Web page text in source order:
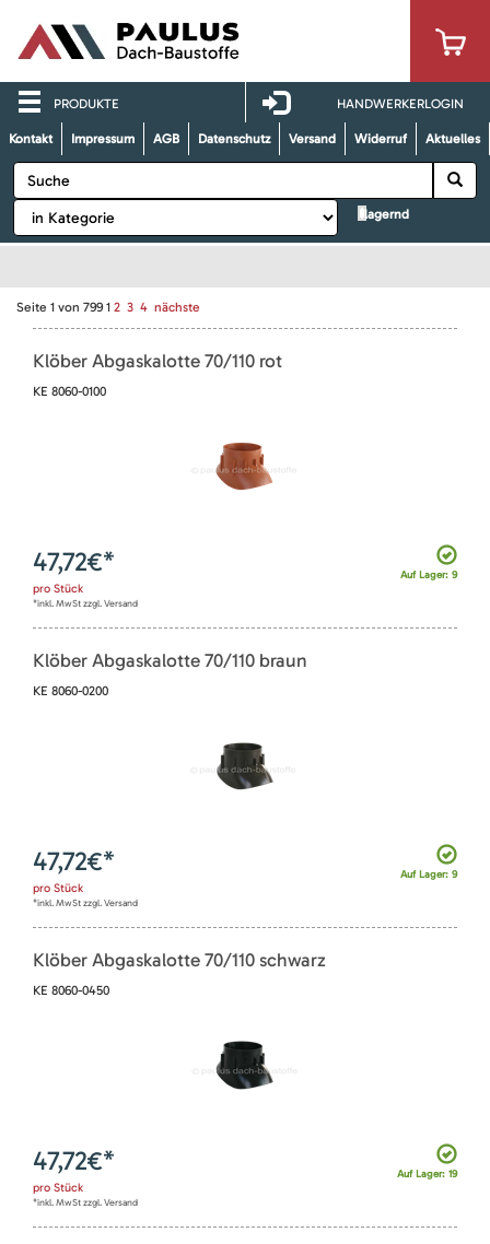
PRODUKTE HANDWERKERLOGIN
Kontakt Impressum AGB Datenschutz Versand Widerruf Aktuelles
lagernd
Seite 1 von 799 1 2 3 4 nächste
Klöber Abgaskalotte 70/110 rot
KE 8060-0100
Auf Lager: 9
47,72€*
pro Stück
*inkl. MwSt zzgl. Versand
Klöber Abgaskalotte 70/110 braun
KE 8060-0200
Auf Lager: 9
47,72€*
pro Stück
*inkl. MwSt zzgl. Versand
Klöber Abgaskalotte 70/110 schwarz
KE 8060-0450
Auf Lager: 19
47,72€*
pro Stück
*inkl. MwSt zzgl. Versand